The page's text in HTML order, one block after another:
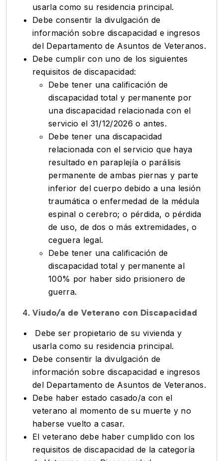
usarla como su residencia principal.
Debe consentir la divulgación de
información sobre discapacidad e ingresos
del Departamento de Asuntos de Veteranos.
Debe cumplir con uno de los siguientes
requisitos de discapacidad:
Debe tener una calificación de
discapacidad total y permanente por
una discapacidad relacionada con el
servicio el 31/12/2026 o antes.
Debe tener una discapacidad
relacionada con el servicio que haya
resultado en paraplejía o parálisis
permanente de ambas piernas y parte
inferior del cuerpo debido a una lesión
traumática o enfermedad de la médula
espinal o cerebro; o pérdida, o pérdida
de uso, de dos o más extremidades, o
ceguera legal.
Debe tener una calificación de
discapacidad total y permanente al
100% por haber sido prisionero de
guerra.
Viudo/a de Veterano con Discapacidad
Debe ser propietario de su vivienda y
usarla como su residencia principal.
Debe consentir la divulgación de
información sobre discapacidad e ingresos
del Departamento de Asuntos de Veteranos.
Debe haber estado casado/a con el
veterano al momento de su muerte y no
haberse vuelto a casar.
El veterano debe haber cumplido con los
requisitos de discapacidad de la categoría